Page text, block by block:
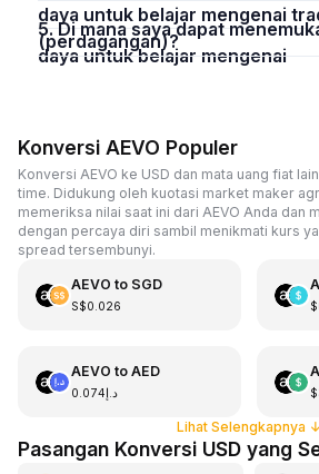
daya untuk belajar mengenai
(perdagangan)?
5. Di mana saya dapat menemukan sumber
daya untuk belajar mengenai
Konversi AEVO Populer
Konversi AEVO ke USD dan mata uang fiat
time. Didukung oleh kuotasi market maker
memeriksa nilai saat ini dari AEVO Anda dan
dengan percaya diri sambil menikmati kurs
spread tersembunyi.
AEVO to SGD
S$0.026
AEVO to AED
د.إ0.074
Lihat Selengkapnya ↓
Pasangan Konversi USD yang